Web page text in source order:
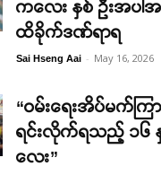
ကလေး နှစ် ဦးအပါအ
ထိခိုက်ဒဏ်ရာရ
Sai Hseng Aai - May 16, 2026
“ဝမ်းရေးအိပ်မက်က
ရင်းလိုက်ရသည့် ၁၆
လေး”